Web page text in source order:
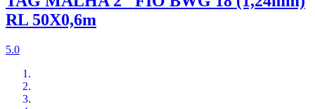
RL 50X0,6m
5.0